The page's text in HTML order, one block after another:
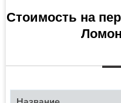
Стоимость на